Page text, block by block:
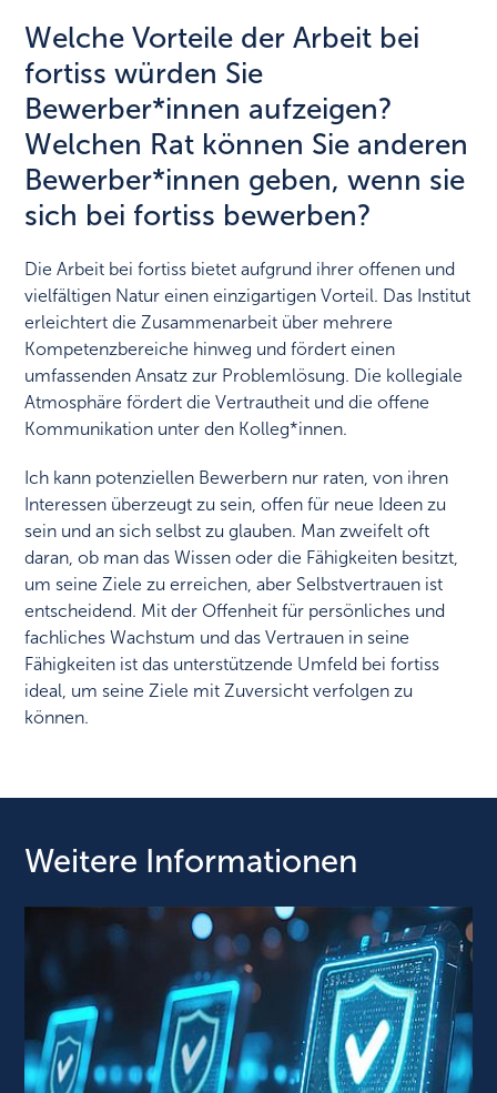
Welche Vorteile der Arbeit bei
fortiss würden Sie
Bewerber*innen aufzeigen?
Welchen Rat können Sie anderen
Bewerber*innen geben, wenn sie
sich bei fortiss bewerben?
Die Arbeit bei fortiss bietet aufgrund ihrer offenen und
vielfältigen Natur einen einzigartigen Vorteil. Das Institut
erleichtert die Zusammenarbeit über mehrere
Kompetenzbereiche hinweg und fördert einen
umfassenden Ansatz zur Problemlösung. Die kollegiale
Atmosphäre fördert die Vertrautheit und die offene
Kommunikation unter den Kolleg*innen.
Ich kann potenziellen Bewerbern nur raten, von ihren
Interessen überzeugt zu sein, offen für neue Ideen zu
sein und an sich selbst zu glauben. Man zweifelt oft
daran, ob man das Wissen oder die Fähigkeiten besitzt,
um seine Ziele zu erreichen, aber Selbstvertrauen ist
entscheidend. Mit der Offenheit für persönliches und
fachliches Wachstum und das Vertrauen in seine
Fähigkeiten ist das unterstützende Umfeld bei fortiss
ideal, um seine Ziele mit Zuversicht verfolgen zu
können.
Weitere Informationen